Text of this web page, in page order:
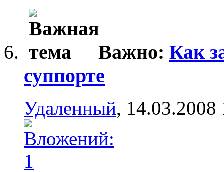
Важно: Как
суппорте
Удаленный, 14.03.2008